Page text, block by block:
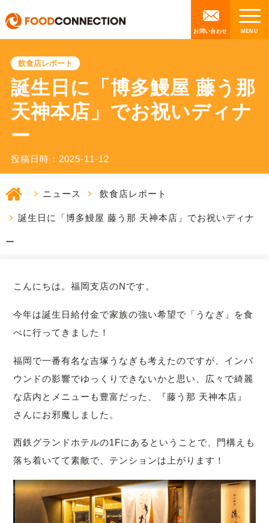
お問い合わせ
飲食店レポート
誕生日に「博多鰻屋 藤う那
天神本店」でお祝いディナ
ー
投稿日時：2025-11-12
ニュース 飲食店レポート
誕生日に「博多鰻屋 藤う那 天神本店」でお祝いディナ
ー
こんにちは。福岡支店のNです。
今年は誕生日給付金で家族の強い希望で「うなぎ」を食
べに行ってきました！
福岡で一番有名な吉塚うなぎも考えたのですが、インバ
ウンドの影響でゆっくりできないかと思い、広々で綺麗
な店内とメニューも豊富だった、『藤う那 天神本店』
さんにお邪魔しました。
西鉄グランドホテルの1Fにあるということで、門構えも
落ち着いてて素敵で、テンションは上がります！